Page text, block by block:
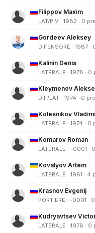
Filippov Maxim
LAT/PIV · 1982 · 0
Gordeev Aleksey
DIFENSORE · 1987 ·
Kalinin Denis
LATERALE · 1978 · 0
Kleymenov
DIF/LAT · 1974 · 0
Kolesnikov
LATERALE · 1974 · 0
Komarov Roman
LATERALE · -0001 ·
Kovalyov Artem
LATERALE · 1981 · 4
Krasnov Evgenij
PORTIERE · -0001 ·
Kudryavtsev
LATERALE · 1978 · 0